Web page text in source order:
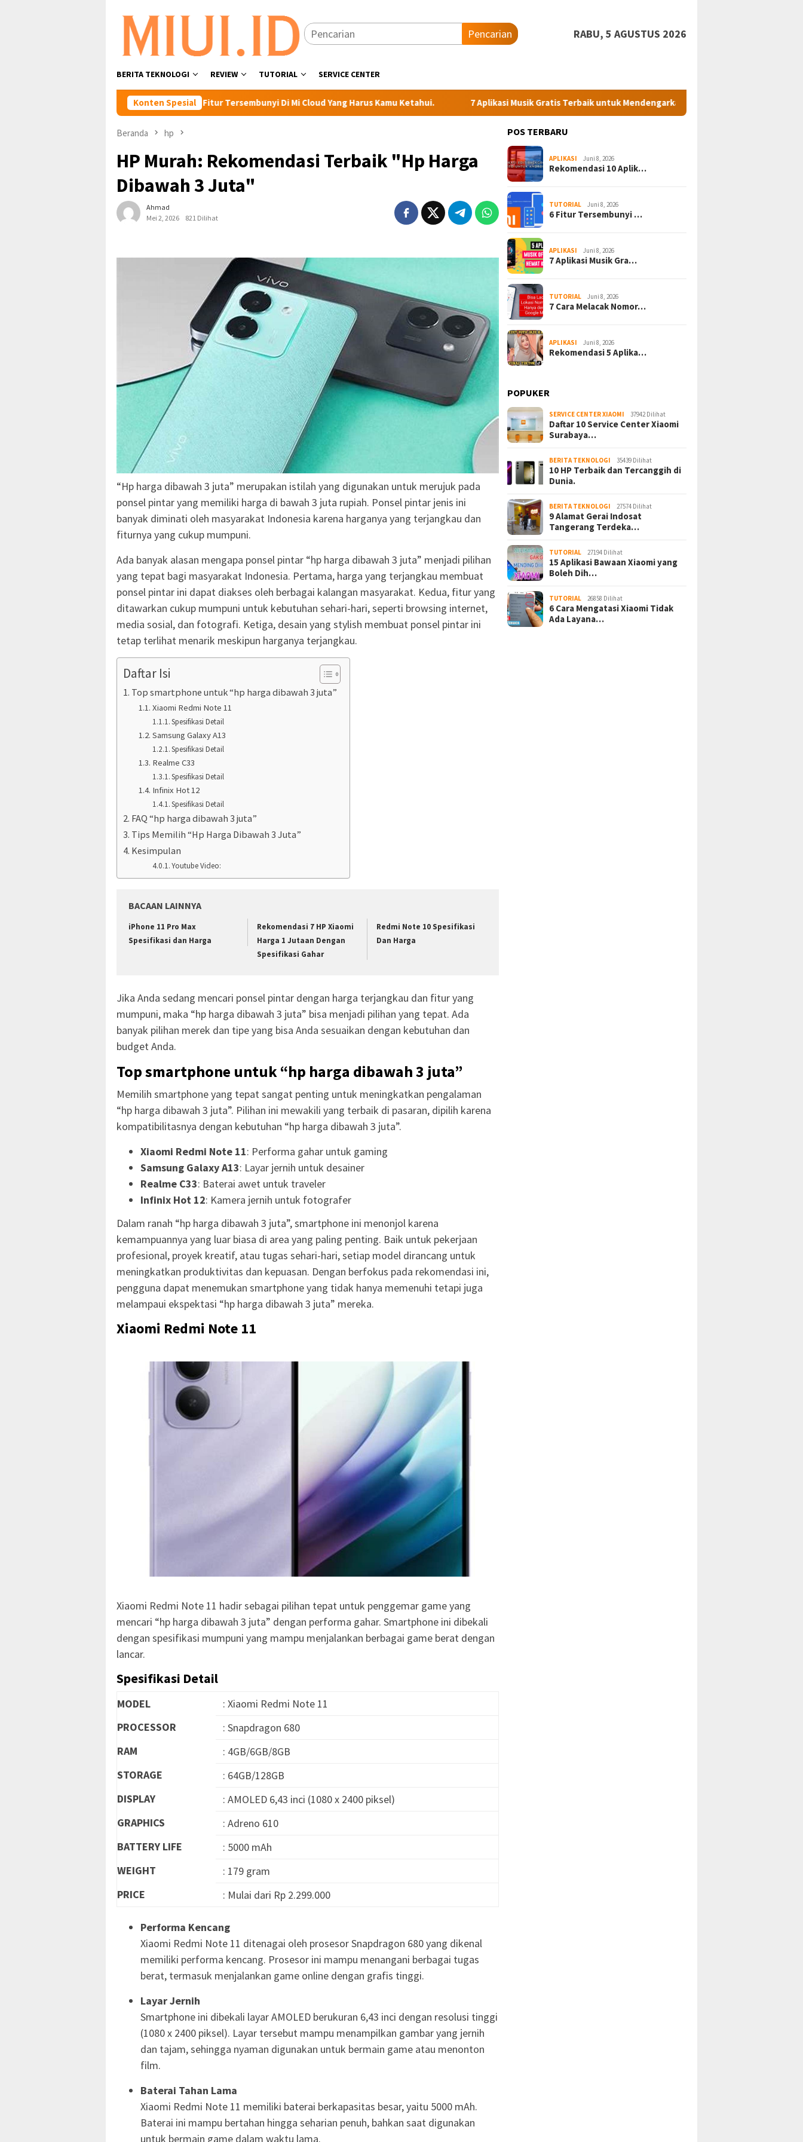
konten
Pencarian RABU, 5 AGUSTUS 2026
BERITA TEKNOLOGI REVIEW TUTORIAL SERVICE CENTER
Konten Spesial
6 Fitur Tersembunyi Di Mi Cloud Yang Harus Kamu Ketahui. 7 Aplikasi Musik Gratis Terbaik untuk Mendengarkan Lagu Favorit
Beranda hp
HP Murah: Rekomendasi Terbaik "Hp Harga
Dibawah 3 Juta"
Ahmad
Mei 2, 2026
821 Dilihat
“Hp harga dibawah 3 juta” merupakan istilah yang digunakan untuk merujuk pada
ponsel pintar yang memiliki harga di bawah 3 juta rupiah. Ponsel pintar jenis ini
banyak diminati oleh masyarakat Indonesia karena harganya yang terjangkau dan
fiturnya yang cukup mumpuni.
Ada banyak alasan mengapa ponsel pintar “hp harga dibawah 3 juta” menjadi pilihan
yang tepat bagi masyarakat Indonesia. Pertama, harga yang terjangkau membuat
ponsel pintar ini dapat diakses oleh berbagai kalangan masyarakat. Kedua, fitur yang
ditawarkan cukup mumpuni untuk kebutuhan sehari-hari, seperti browsing internet,
media sosial, dan fotografi. Ketiga, desain yang stylish membuat ponsel pintar ini
tetap terlihat menarik meskipun harganya terjangkau.
Daftar Isi
Top smartphone untuk “hp harga dibawah 3 juta”
Xiaomi Redmi Note 11
Spesifikasi Detail
Samsung Galaxy A13
Spesifikasi Detail
Realme C33
Spesifikasi Detail
Infinix Hot 12
Spesifikasi Detail
FAQ “hp harga dibawah 3 juta”
Tips Memilih “Hp Harga Dibawah 3 Juta”
Kesimpulan
Youtube Video:
BACAAN LAINNYA
iPhone 11 Pro Max
Spesifikasi dan Harga
Rekomendasi 7 HP Xiaomi
Harga 1 Jutaan Dengan
Spesifikasi Gahar
Redmi Note 10 Spesifikasi
Dan Harga
Jika Anda sedang mencari ponsel pintar dengan harga terjangkau dan fitur yang
mumpuni, maka “hp harga dibawah 3 juta” bisa menjadi pilihan yang tepat. Ada
banyak pilihan merek dan tipe yang bisa Anda sesuaikan dengan kebutuhan dan
budget Anda.
Top smartphone untuk “hp harga dibawah 3 juta”
Memilih smartphone yang tepat sangat penting untuk meningkatkan pengalaman
“hp harga dibawah 3 juta”. Pilihan ini mewakili yang terbaik di pasaran, dipilih karena
kompatibilitasnya dengan kebutuhan “hp harga dibawah 3 juta”.
Xiaomi Redmi Note 11: Performa gahar untuk gaming
Samsung Galaxy A13: Layar jernih untuk desainer
Realme C33: Baterai awet untuk traveler
Infinix Hot 12: Kamera jernih untuk fotografer
Dalam ranah “hp harga dibawah 3 juta”, smartphone ini menonjol karena
kemampuannya yang luar biasa di area yang paling penting. Baik untuk pekerjaan
profesional, proyek kreatif, atau tugas sehari-hari, setiap model dirancang untuk
meningkatkan produktivitas dan kepuasan. Dengan berfokus pada rekomendasi ini,
pengguna dapat menemukan smartphone yang tidak hanya memenuhi tetapi juga
melampaui ekspektasi “hp harga dibawah 3 juta” mereka.
Xiaomi Redmi Note 11
Xiaomi Redmi Note 11 hadir sebagai pilihan tepat untuk penggemar game yang
mencari “hp harga dibawah 3 juta” dengan performa gahar. Smartphone ini dibekali
dengan spesifikasi mumpuni yang mampu menjalankan berbagai game berat dengan
lancar.
Spesifikasi Detail
MODEL
: Xiaomi Redmi Note 11
PROCESSOR
: Snapdragon 680
RAM
: 4GB/6GB/8GB
STORAGE
: 64GB/128GB
DISPLAY
: AMOLED 6,43 inci (1080 x 2400 piksel)
GRAPHICS
: Adreno 610
BATTERY LIFE
: 5000 mAh
WEIGHT
: 179 gram
PRICE
: Mulai dari Rp 2.299.000
Performa Kencang
Xiaomi Redmi Note 11 ditenagai oleh prosesor Snapdragon 680 yang dikenal
memiliki performa kencang. Prosesor ini mampu menangani berbagai tugas
berat, termasuk menjalankan game online dengan grafis tinggi.
Layar Jernih
Smartphone ini dibekali layar AMOLED berukuran 6,43 inci dengan resolusi tinggi
(1080 x 2400 piksel). Layar tersebut mampu menampilkan gambar yang jernih
dan tajam, sehingga nyaman digunakan untuk bermain game atau menonton
film.
Baterai Tahan Lama
Xiaomi Redmi Note 11 memiliki baterai berkapasitas besar, yaitu 5000 mAh.
Baterai ini mampu bertahan hingga seharian penuh, bahkan saat digunakan
untuk bermain game dalam waktu lama.
POS TERBARU
APLIKASI Juni 8, 2026
Rekomendasi 10 Aplik…
TUTORIAL Juni 8, 2026
6 Fitur Tersembunyi …
APLIKASI Juni 8, 2026
7 Aplikasi Musik Gra…
TUTORIAL Juni 8, 2026
7 Cara Melacak Nomor…
APLIKASI Juni 8, 2026
Rekomendasi 5 Aplika…
POPUKER
SERVICE CENTER XIAOMI 37942 Dilihat
Daftar 10 Service Center Xiaomi
Surabaya…
BERITA TEKNOLOGI 35439 Dilihat
10 HP Terbaik dan Tercanggih di
Dunia.
BERITA TEKNOLOGI 27574 Dilihat
9 Alamat Gerai Indosat
Tangerang Terdeka…
TUTORIAL 27194 Dilihat
15 Aplikasi Bawaan Xiaomi yang
Boleh Dih…
TUTORIAL 26858 Dilihat
6 Cara Mengatasi Xiaomi Tidak
Ada Layana…